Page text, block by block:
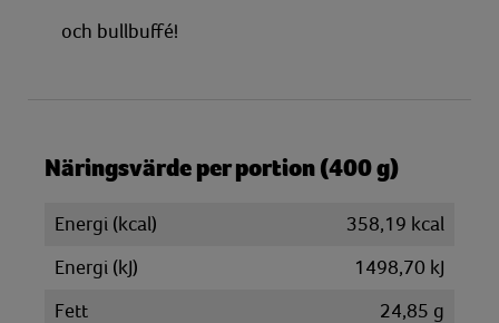
och bullbuffé!
Näringsvärde per portion (400 g)
Energi (kcal)
358,19 kcal
Energi (kJ)
1498,70 kJ
Fett
24,85 g